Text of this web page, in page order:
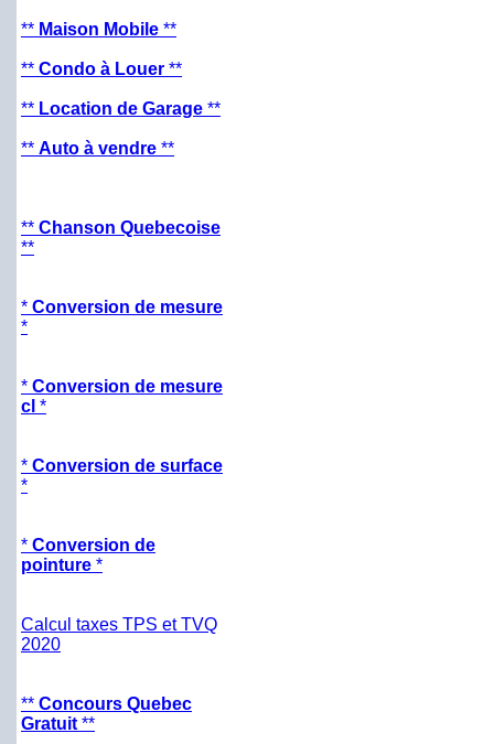
** Maison Mobile **
** Condo à Louer **
** Location de Garage **
** Auto à vendre **
** Chanson Quebecoise
**
* Conversion de mesure
*
* Conversion de mesure
cl *
* Conversion de surface
*
* Conversion de
pointure *
Calcul taxes TPS et TVQ
2020
** Concours Quebec
Gratuit **